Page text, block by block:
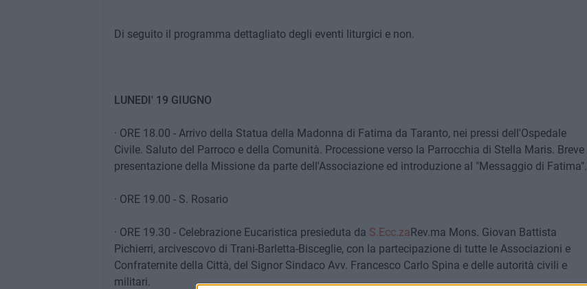
Di seguito il programma dettagliato degli eventi liturgici e non.
LUNEDI' 19 GIUGNO
· ORE 18.00 - Arrivo della Statua della Madonna di Fatima da Taranto, nei pressi dell'Ospedale
Civile. Saluto del Parroco e della Comunità. Processione verso la Parrocchia di Stella Maris. Breve
presentazione della Missione da parte dell'Associazione ed introduzione al "Messaggio di Fatima".
· ORE 19.00 - S. Rosario
· ORE 19.30 - Celebrazione Eucaristica presieduta da S.Ecc.zaRev.ma Mons. Giovan Battista
Pichierri, arcivescovo di Trani-Barletta-Bisceglie, con la partecipazione di tutte le Associazioni e
Confraternite della Città, del Signor Sindaco Avv. Francesco Carlo Spina e delle autorità civili e
militari.